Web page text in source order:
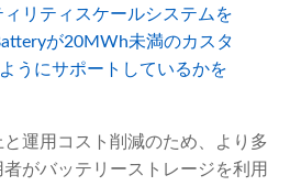
リティスケールシステムを
が20MWh未満のカスタ
うにサポートしているかを
運用コスト削減のため、より多
がバッテリーストレージを利用